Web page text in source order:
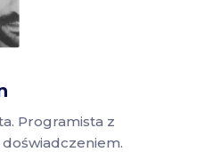
Programista z